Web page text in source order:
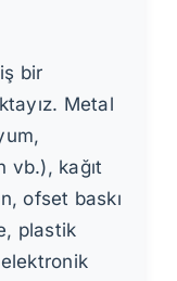
bir
Metal
vb.), kağıt
ofset baskı
plastik